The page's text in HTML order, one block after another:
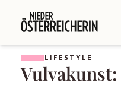
LIFESTYLE